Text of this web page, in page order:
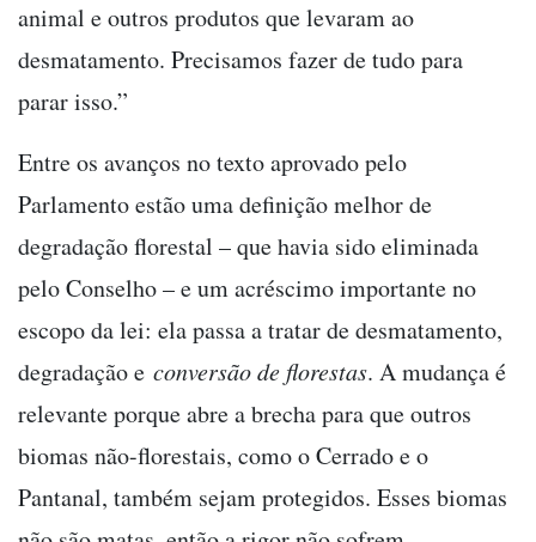
animal e outros produtos que levaram ao
desmatamento. Precisamos fazer de tudo para
parar isso.”
Entre os avanços no texto aprovado pelo
Parlamento estão uma definição melhor de
degradação florestal – que havia sido eliminada
pelo Conselho – e um acréscimo importante no
escopo da lei: ela passa a tratar de desmatamento,
degradação e conversão de florestas. A mudança é
relevante porque abre a brecha para que outros
biomas não-florestais, como o Cerrado e o
Pantanal, também sejam protegidos. Esses biomas